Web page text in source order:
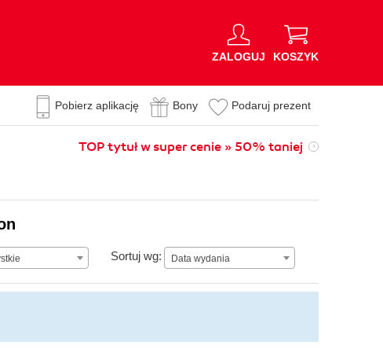
ZALOGUJ KOSZYK
Pobierz aplikację Bony Podaruj prezent
TOP tytuł w super cenie » 50% taniej
Sortuj wg: Data wydania
Data wydania